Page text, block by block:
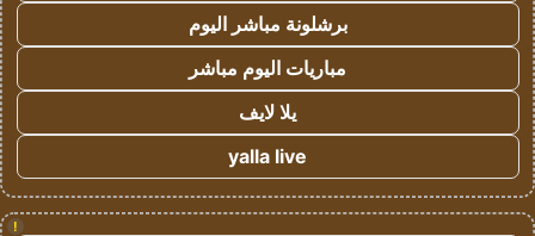
برشلونة مباشر اليوم
مباريات اليوم مباشر
يلا لايف
yalla live
!